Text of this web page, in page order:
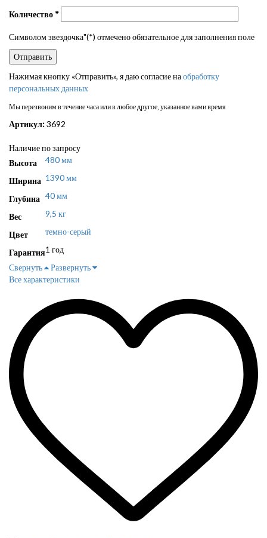
Количество *
Символом звездочка"(*) отмечено обязательное для заполнения поле
Нажимая кнопку «Отправить», я даю согласие наобработку
персональных данных
Мы перезвоним в течение часа или в любое другое, указанное вами время
Артикул:3692
Наличие по запросу
Высота
480 мм
Ширина 1390 мм
Глубина 40 мм
Вес 9,5 кг
Цвет темно-серый
Гарантия1 год
Свернуть
Развернуть
Все характеристики